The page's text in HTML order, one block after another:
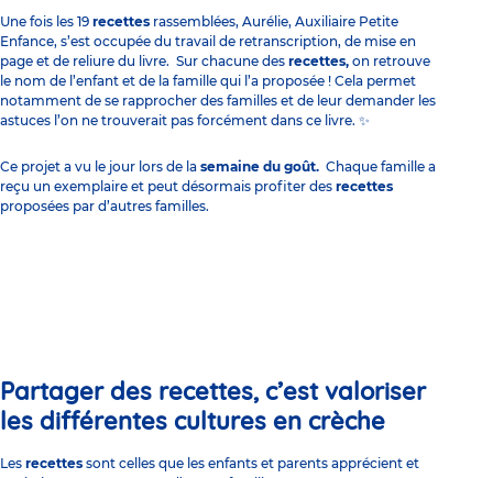
Une fois les 19 recettes rassemblées, Aurélie, Auxiliaire Petite
Enfance, s’est occupée du travail de retranscription, de mise en
page et de reliure du livre. Sur chacune des recettes, on retrouve
le nom de l’enfant et de la famille qui l’a proposée ! Cela permet
notamment de se rapprocher des familles et de leur demander les
astuces l’on ne trouverait pas forcément dans ce livre. ✨
Ce projet a vu le jour lors de la semaine du goût. Chaque famille a
reçu un exemplaire et peut désormais profiter des recettes
proposées par d’autres familles.
Partager des recettes, c’estvaloriser
les différentes cultures en crèche
Les recettes sont celles que les enfants et parents apprécient et